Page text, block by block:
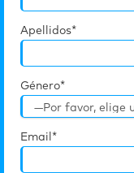
Apellidos*
Género*
Email*